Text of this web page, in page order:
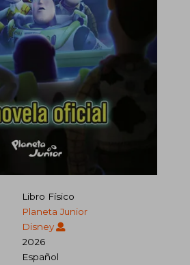
Libro Físico
Planeta Junior
Disney
2026
Español